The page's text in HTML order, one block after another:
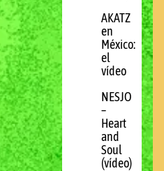
AKATZ
en
México:
el
vídeo
NESJO
–
Heart
and
Soul
(vídeo)